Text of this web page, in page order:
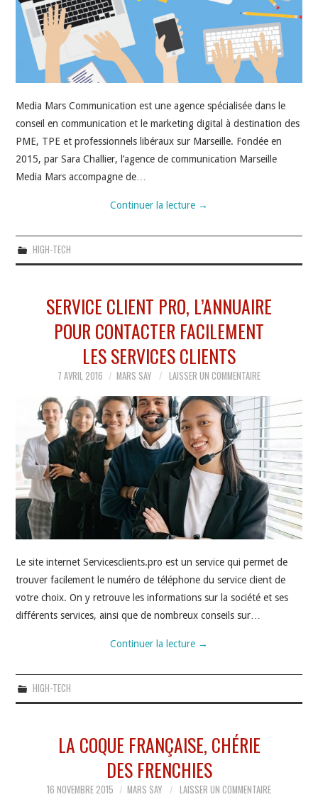
Media Mars Communication est une agence spécialisée dans le
conseil en communication et le marketing digital à destination des
PME, TPE et professionnels libéraux sur Marseille. Fondée en
2015, par Sara Challier, l’agence de communication Marseille
Media Mars accompagne de…
Continuer la lecture →
HIGH-TECH
SERVICE CLIENT PRO, L’ANNUAIRE
POUR CONTACTER FACILEMENT
LES SERVICES CLIENTS
7 AVRIL 2016 MARS SAY LAISSER UN COMMENTAIRE
Le site internet Servicesclients.pro est un service qui permet de
trouver facilement le numéro de téléphone du service client de
votre choix. On y retrouve les informations sur la société et ses
différents services, ainsi que de nombreux conseils sur…
Continuer la lecture →
HIGH-TECH
LA COQUE FRANÇAISE, CHÉRIE
DES FRENCHIES
16 NOVEMBRE 2015 MARS SAY LAISSER UN COMMENTAIRE